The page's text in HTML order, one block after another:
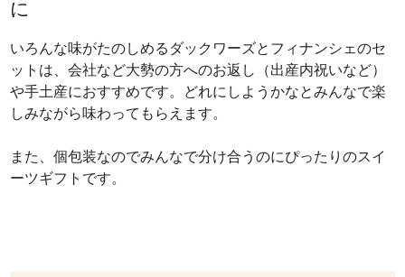
に
いろんな味がたのしめるダックワーズとフィナンシェのセ
ットは、会社など大勢の方へのお返し（出産内祝いなど）
や手土産におすすめです。どれにしようかなとみんなで楽
しみながら味わってもらえます。
また、個包装なのでみんなで分け合うのにぴったりのスイ
ーツギフトです。